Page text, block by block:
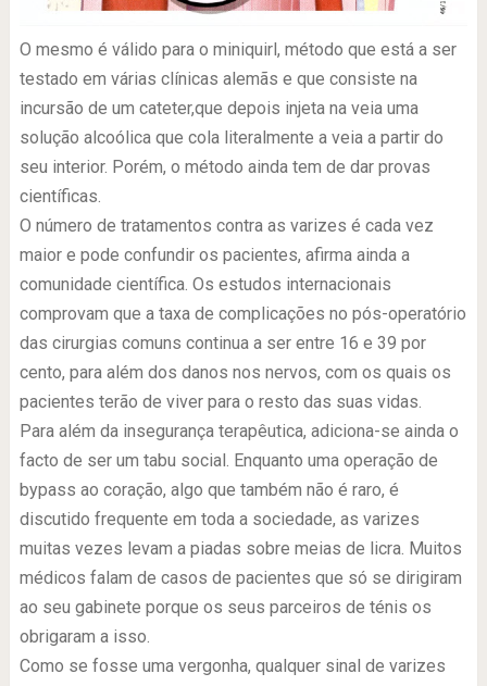
O mesmo é válido para o miniquirl, método que está a ser
testado em várias clínicas alemãs e que consiste na
incursão de um cateter,que depois injeta na veia uma
solução alcoólica que cola literalmente a veia a partir do
seu interior. Porém, o método ainda tem de dar provas
científicas.
O número de tratamentos contra as varizes é cada vez
maior e pode confundir os pacientes, afirma ainda a
comunidade científica. Os estudos internacionais
comprovam que a taxa de complicações no pós-operatório
das cirurgias comuns continua a ser entre 16 e 39 por
cento, para além dos danos nos nervos, com os quais os
pacientes terão de viver para o resto das suas vidas.
Para além da insegurança terapêutica, adiciona-se ainda o
facto de ser um tabu social. Enquanto uma operação de
bypass ao coração, algo que também não é raro, é
discutido frequente em toda a sociedade, as varizes
muitas vezes levam a piadas sobre meias de licra. Muitos
médicos falam de casos de pacientes que só se dirigiram
ao seu gabinete porque os seus parceiros de ténis os
obrigaram a isso.
Como se fosse uma vergonha, qualquer sinal de varizes